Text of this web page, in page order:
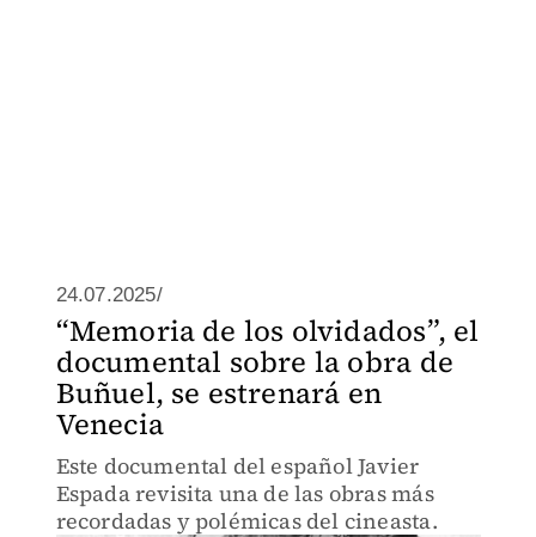
24.07.2025/
“Memoria de los olvidados”, el
documental sobre la obra de
Buñuel, se estrenará en
Venecia
Este documental del español Javier
Espada revisita una de las obras más
recordadas y polémicas del cineasta.